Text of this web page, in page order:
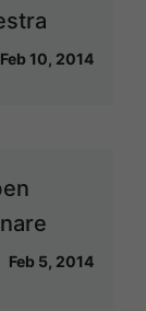
Feb 10, 2014
Feb 5, 2014